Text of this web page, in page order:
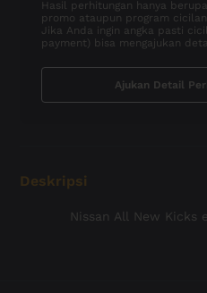
Hasil perhitungan hanya
promo ataupun program
Jika Anda ingin angka pasti
payment) bisa mengajukan
Ajukan Detail
Deskripsi
Nissan All New Kicks